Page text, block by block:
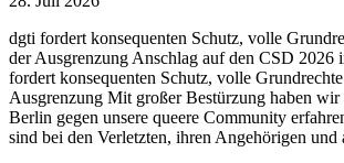
dgti fordert konsequenten Schutz, volle
der Ausgrenzung Anschlag auf den CSD 2026
fordert konsequenten Schutz, volle
Ausgrenzung Mit großer Bestürzung haben
Berlin gegen unsere queere Community
sind bei den Verletzten, ihren Angehörigen